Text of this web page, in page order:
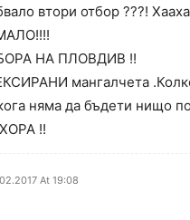
втори отбор ???!
НА ПЛОВДИВ !!
мангалчета
няма да бъдети нищо
!!
At 19:08